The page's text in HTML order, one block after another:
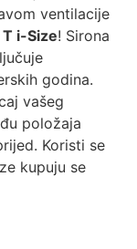
ventilacije
i-Size! Sirona
godina.
vašeg
položaja
Koristi se
kupuju se